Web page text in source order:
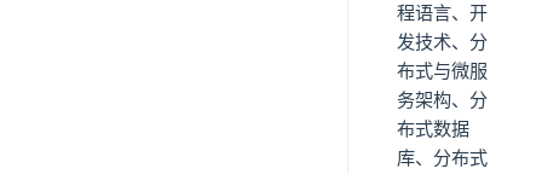
程语言、开
发技术、分
布式与微服
务架构、分
布式数据
库、分布式